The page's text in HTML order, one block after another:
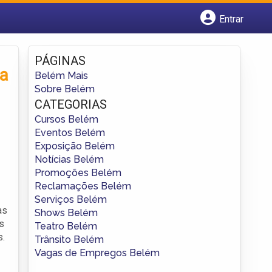
Entrar
Fazer login
Criar conta
PÁGINAS
Belém Mais
Sobre Belém
CATEGORIAS
Cursos Belém
Eventos Belém
Exposição Belém
Notícias Belém
Promoções Belém
Reclamações Belém
Serviços Belém
Shows Belém
Teatro Belém
Trânsito Belém
Vagas de Empregos Belém